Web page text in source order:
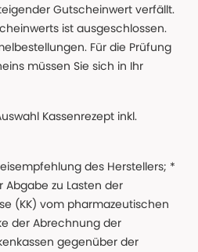
Gutscheinwert verfällt.
ist ausgeschlossen.
Für die Prüfung
müssen Sie sich in Ihr
Kassenrezept inkl.
des Herstellers; *
Abgabe zu Lasten der
(KK) vom pharmazeutischen
der Abrechnung der
gegenüber der